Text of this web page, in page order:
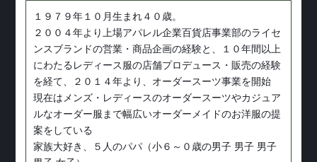
１９７９年１０月生まれ４０歳。
２００４年より上場アパレル企業百貨店事業部のライセ
ンスブランドの営業・商品企画の経験と、１０年間以上
にわたるレディース服の店舗プロデュース・販売の経験
を経て、２０１４年より、オーダースーツ事業を開始
現在はメンズ・レディースのオーダースーツやカジュア
ルなオーダー服まで幅広いオーダーメイドのお洋服の提
案をしている
家族大好き、５人のパパ（小６～０歳の男子 男子 男子